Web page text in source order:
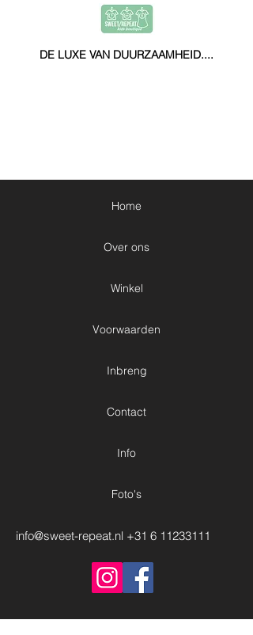
DE LUXE VAN DUURZAAMHEID....
Home
Over ons
Winkel
Voorwaarden
Inbreng
Contact
Info
Foto's
info@sweet-repeat.nl +31 6 11233111